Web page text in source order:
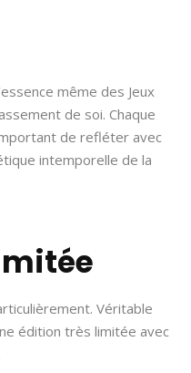
même des Jeux
de soi. Chaque
de refléter avec
intemporelle de la
Véritable
édition très limitée avec